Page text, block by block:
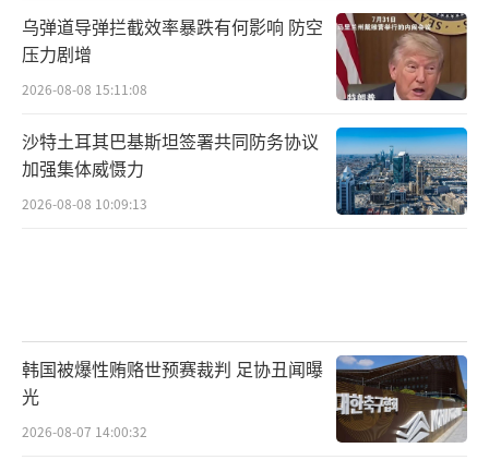
乌弹道导弹拦截效率暴跌有何影响 防空
压力剧增
2026-08-08 15:11:08
沙特土耳其巴基斯坦签署共同防务协议
加强集体威慑力
2026-08-08 10:09:13
韩国被爆性贿赂世预赛裁判 足协丑闻曝
光
2026-08-07 14:00:32